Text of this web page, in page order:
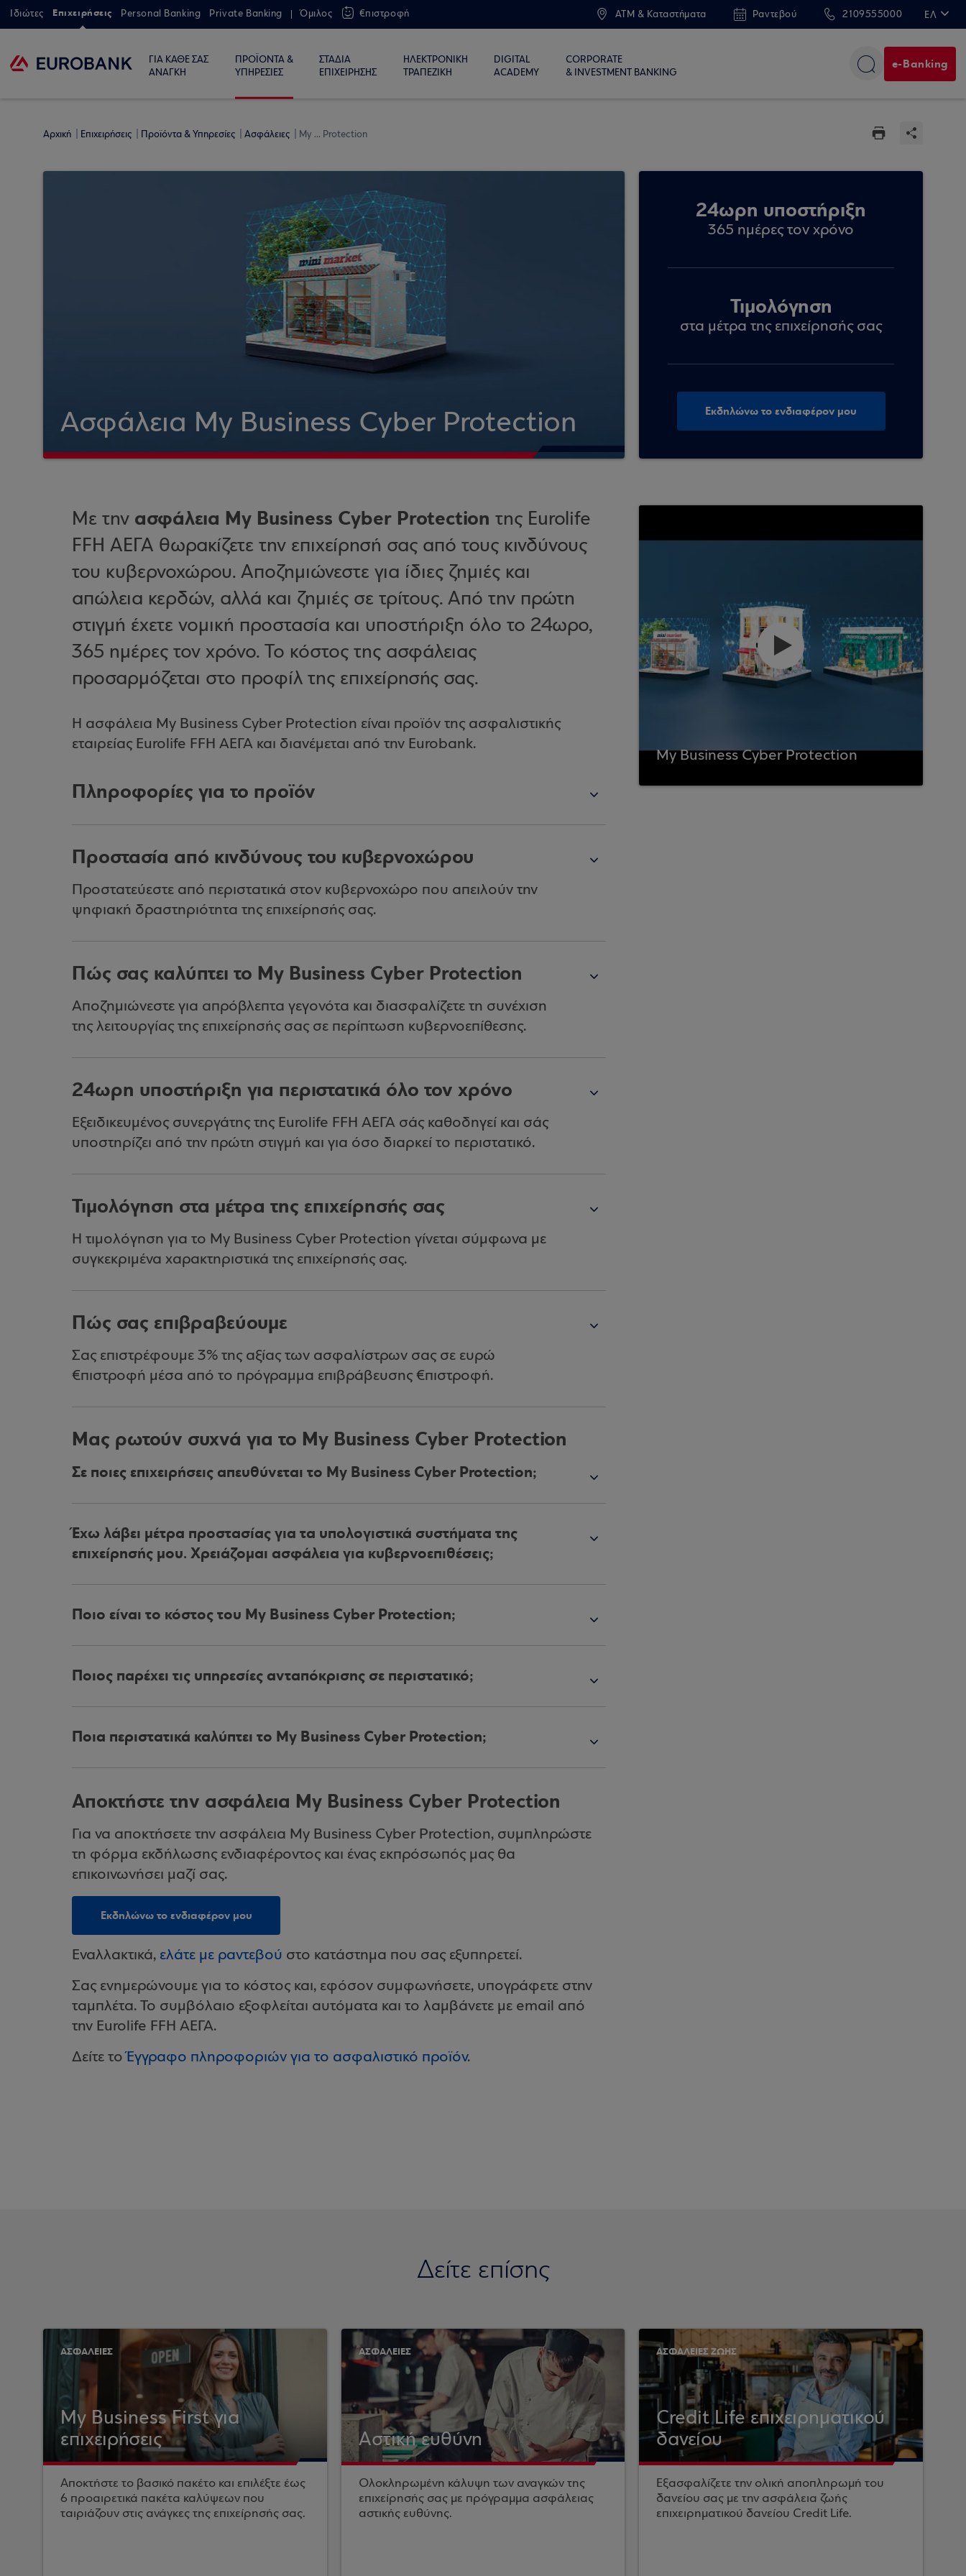
Ιδιώτες Επιχειρήσεις Personal Banking Private Banking Όμιλος €πιστροφή ATM & Καταστήματα Ραντεβού 2109555000 ΕΛ
ΓΙΑ ΚΑΘΕ ΣΑΣ
ΑΝΑΓΚΗ
ΠΡΟΪΟΝΤΑ &
ΥΠΗΡΕΣΙΕΣ
ΣΤΑΔΙΑ
ΕΠΙΧΕΙΡΗΣΗΣ
ΗΛΕΚΤΡΟΝΙΚΗ
ΤΡΑΠΕΖΙΚΗ
DIGITAL
ACADEMY
CORPORATE
& INVESTMENT BANKING
e-Banking
Αρχική Επιχειρήσεις Προϊόντα & Υπηρεσίες Ασφάλειες My ... Protection
Ασφάλεια My Business Cyber Protection
24ωρη υποστήριξη
365 ημέρες τον χρόνο
Τιμολόγηση
στα μέτρα της επιχείρησής σας
Εκδηλώνω το ενδιαφέρον μου
Με την ασφάλεια My Business Cyber Protection της Eurolife
FFH ΑΕΓΑ θωρακίζετε την επιχείρησή σας από τους κινδύνους
του κυβερνοχώρου. Αποζημιώνεστε για ίδιες ζημιές και
απώλεια κερδών, αλλά και ζημιές σε τρίτους. Από την πρώτη
στιγμή έχετε νομική προστασία και υποστήριξη όλο το 24ωρο,
365 ημέρες τον χρόνο. Το κόστος της ασφάλειας
προσαρμόζεται στο προφίλ της επιχείρησής σας.
Η ασφάλεια My Business Cyber Protection είναι προϊόν της ασφαλιστικής
εταιρείας Eurolife FFH ΑΕΓΑ και διανέμεται από την Eurobank.
Πληροφορίες για το προϊόν
Προστασία από κινδύνους του κυβερνοχώρου
Προστατεύεστε από περιστατικά στον κυβερνοχώρο που απειλούν την
ψηφιακή δραστηριότητα της επιχείρησής σας.
Πώς σας καλύπτει το My Business Cyber Protection
Αποζημιώνεστε για απρόβλεπτα γεγονότα και διασφαλίζετε τη συνέχιση
της λειτουργίας της επιχείρησής σας σε περίπτωση κυβερνοεπίθεσης.
24ωρη υποστήριξη για περιστατικά όλο τον χρόνο
Εξειδικευμένος συνεργάτης της Eurolife FFH ΑΕΓΑ σάς καθοδηγεί και σάς
υποστηρίζει από την πρώτη στιγμή και για όσο διαρκεί το περιστατικό.
Τιμολόγηση στα μέτρα της επιχείρησής σας
Η τιμολόγηση για τo My Business Cyber Protection γίνεται σύμφωνα με
συγκεκριμένα χαρακτηριστικά της επιχείρησής σας.
Πώς σας επιβραβεύουμε
Σας επιστρέφουμε 3% της αξίας των ασφαλίστρων σας σε ευρώ
€πιστροφή μέσα από το πρόγραμμα επιβράβευσης €πιστροφή.
Μας ρωτούν συχνά για το My Business Cyber Protection
Σε ποιες επιχειρήσεις απευθύνεται το My Business Cyber Protection;
Έχω λάβει μέτρα προστασίας για τα υπολογιστικά συστήματα της
επιχείρησής μου. Χρειάζομαι ασφάλεια για κυβερνοεπιθέσεις;
Ποιο είναι το κόστος του My Business Cyber Protection;
Ποιος παρέχει τις υπηρεσίες ανταπόκρισης σε περιστατικό;
Ποια περιστατικά καλύπτει το My Business Cyber Protection;
Αποκτήστε την ασφάλεια My Business Cyber Protection
Για να αποκτήσετε την ασφάλεια My Business Cyber Protection, συμπληρώστε
τη φόρμα εκδήλωσης ενδιαφέροντος και ένας εκπρόσωπός μας θα
επικοινωνήσει μαζί σας.
Εκδηλώνω το ενδιαφέρον μου
Εναλλακτικά, ελάτε με ραντεβού στο κατάστημα που σας εξυπηρετεί.
Σας ενημερώνουμε για το κόστος και, εφόσον συμφωνήσετε, υπογράφετε στην
ταμπλέτα. Το συμβόλαιο εξοφλείται αυτόματα και το λαμβάνετε με email από
την Eurolife FFH ΑΕΓΑ.
Δείτε τοΈγγραφο πληροφοριών για το ασφαλιστικό προϊόν.
My Business Cyber Protection
Δείτε επίσης
ΑΣΦΑΛΕΙΕΣ
My Business First για
επιχειρήσεις
Αποκτήστε το βασικό πακέτο και επιλέξτε έως
6 προαιρετικά πακέτα καλύψεων που
ταιριάζουν στις ανάγκες της επιχείρησής σας.
ΑΣΦΑΛΕΙΕΣ
Αστική ευθύνη
Ολοκληρωμένη κάλυψη των αναγκών της
επιχείρησής σας με πρόγραμμα ασφάλειας
αστικής ευθύνης.
ΑΣΦΑΛΕΙΕΣ ΖΩΗΣ
Credit Life επιχειρηματικού
δανείου
Εξασφαλίζετε την ολική αποπληρωμή του
δανείου σας με την ασφάλεια ζωής
επιχειρηματικού δανείου Credit Life.